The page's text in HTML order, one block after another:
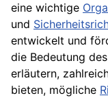
eine wichtige
und
entwickelt und
die Bedeutung
erläutern,
bieten, mögliche